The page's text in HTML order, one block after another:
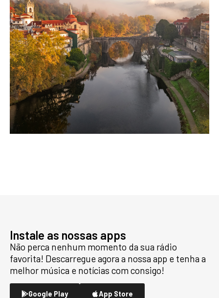
Instale as nossas apps
Não perca nenhum momento da sua rádio
favorita! Descarregue agora a nossa app e tenha a
melhor música e notícias com consigo!
Google Play App Store